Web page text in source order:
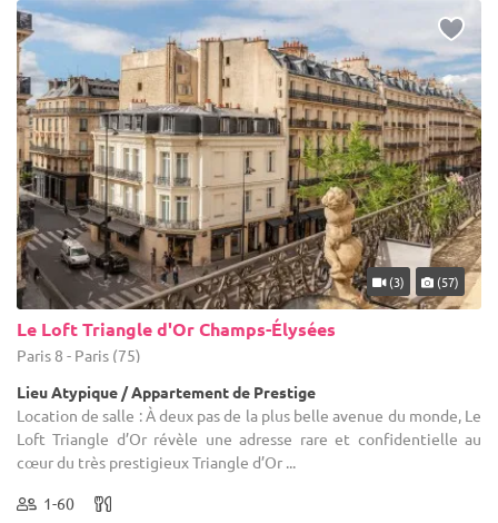
(3) (57)
Le Loft Triangle d'Or Champs-Élysées
Paris 8 - Paris (75)
Lieu Atypique / Appartement de Prestige
Location de salle : À deux pas de la plus belle avenue du monde, Le
Loft Triangle d’Or révèle une adresse rare et confidentielle au
cœur du très prestigieux Triangle d’Or ...
1-60